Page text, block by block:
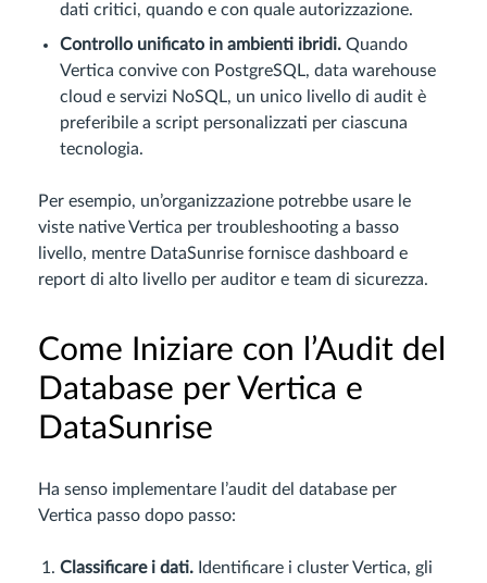
dati critici, quando e con quale autorizzazione.
Controllo unificato in ambienti ibridi. Quando
Vertica convive con PostgreSQL, data warehouse
cloud e servizi NoSQL, un unico livello di audit è
preferibile a script personalizzati per ciascuna
tecnologia.
Per esempio, un’organizzazione potrebbe usare le
viste native Vertica per troubleshooting a basso
livello, mentre DataSunrise fornisce dashboard e
report di alto livello per auditor e team di sicurezza.
Come Iniziare con l’Audit del
Database per Vertica e
DataSunrise
Ha senso implementare l’audit del database per
Vertica passo dopo passo:
Classificare i dati. Identificare i cluster Vertica, gli